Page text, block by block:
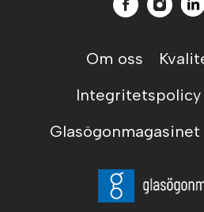
Om oss
Integritetspolicy
Glasögonmagasinet